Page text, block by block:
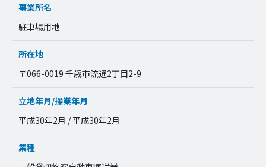
事業所名
駐車場用地
所在地
〒066-0019 千歳市流通2丁目2-9
立地年月/操業年月
平成30年2月 / 平成30年2月
業種